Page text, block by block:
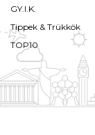
GY.I.K.
Tippek & Trükkök
TOP10